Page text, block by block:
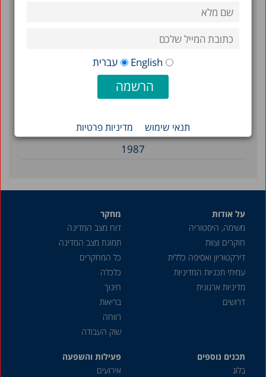
English עברית
תנאי שימוש מדיניות פרטיות
2007
1997
1988
1987
על אודות
משימה, היסטוריה
חוקרים וצוות
דירקטוריון ואסיפה כללית
עמיתי תכניות המדיניות
מדיניות ארגונית
דרושים
מחקר
דוח מצב המדינה
תמונת מצב המדינה
כל המחקרים
כלכלה
חינוך
בריאות
רווחה
שוק העבודה
תכנים נוספים
בלוג
פעילות והשפעה
אירועים